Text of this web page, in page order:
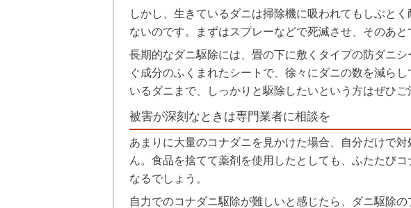
しかし、生きているダニは掃除機に吸われてもしぶと
ないのです。まずはスプレーなどで死滅させ、そのあ
長期的なダニ駆除には、畳の下に敷くタイプの防ダニ
ぐ成分のふくまれたシートで、徐々にダニの数を減ら
いるダニまで、しっかりと駆除したいという方はぜひご
被害が深刻なときは専門業者に相談を
あまりに大量のコナダニを見かけた場合、自分だけで
ん。食品を捨てて薬剤を使用したとしても、ふたたび
なるでしょう。
自力でのコナダニ駆除が難しいと感じたら、ダニ駆除